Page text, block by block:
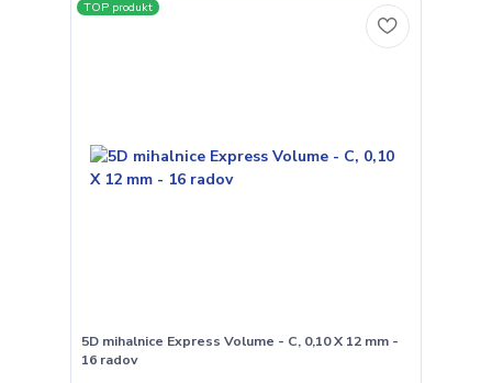
TOP produkt
5D mihalnice Express Volume - C, 0,10 X 12 mm -
16 radov